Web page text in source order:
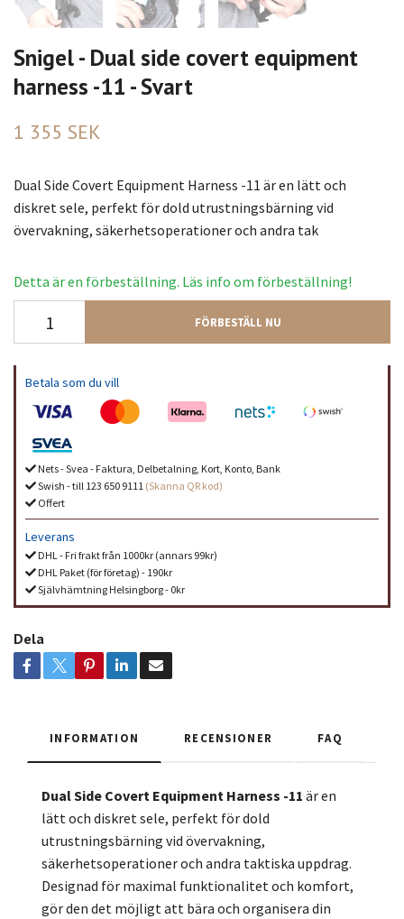
Snigel - Dual side covert equipment
harness -11 - Svart
1 355 SEK
Dual Side Covert Equipment Harness -11 är en lätt och
diskret sele, perfekt för dold utrustningsbärning vid
övervakning, säkerhetsoperationer och andra tak
Detta är en förbeställning. Läs info om förbeställning!
FÖRBESTÄLL NU
Betala som du vill
Nets - Svea - Faktura, Delbetalning, Kort, Konto, Bank
Swish - till 123 650 9111 (Skanna QR kod)
Offert
Leverans
DHL - Fri frakt från 1000kr (annars 99kr)
DHL Paket (för företag) - 190kr
Självhämtning Helsingborg - 0kr
Dela
INFORMATION RECENSIONER FAQ
Dual Side Covert Equipment Harness -11 är en
lätt och diskret sele, perfekt för dold
utrustningsbärning vid övervakning,
säkerhetsoperationer och andra taktiska uppdrag.
Designad för maximal funktionalitet och komfort,
gör den det möjligt att bära och organisera din